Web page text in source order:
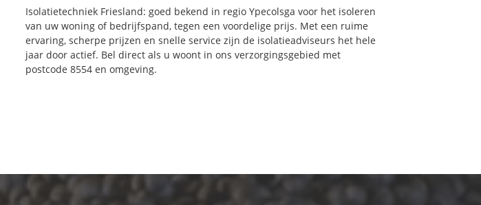
Isolatietechniek Friesland: goed bekend in regio Ypecolsga voor het isoleren
van uw woning of bedrijfspand, tegen een voordelige prijs. Met een ruime
ervaring, scherpe prijzen en snelle service zijn de isolatieadviseurs het hele
jaar door actief. Bel direct als u woont in ons verzorgingsgebied met
postcode 8554 en omgeving.